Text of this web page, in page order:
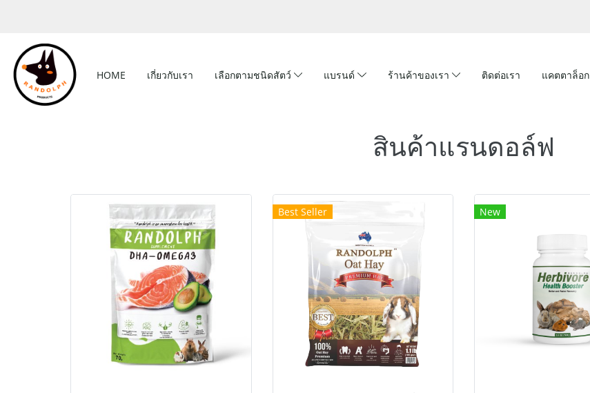
HOME เกี่ยวกับเรา เลือกตามชนิดสัตว์ แบรนด์ ร้านค้าของเรา ติดต่อเรา แคตตาล็อก
สินค้าแรนดอล์ฟ
Best Seller New